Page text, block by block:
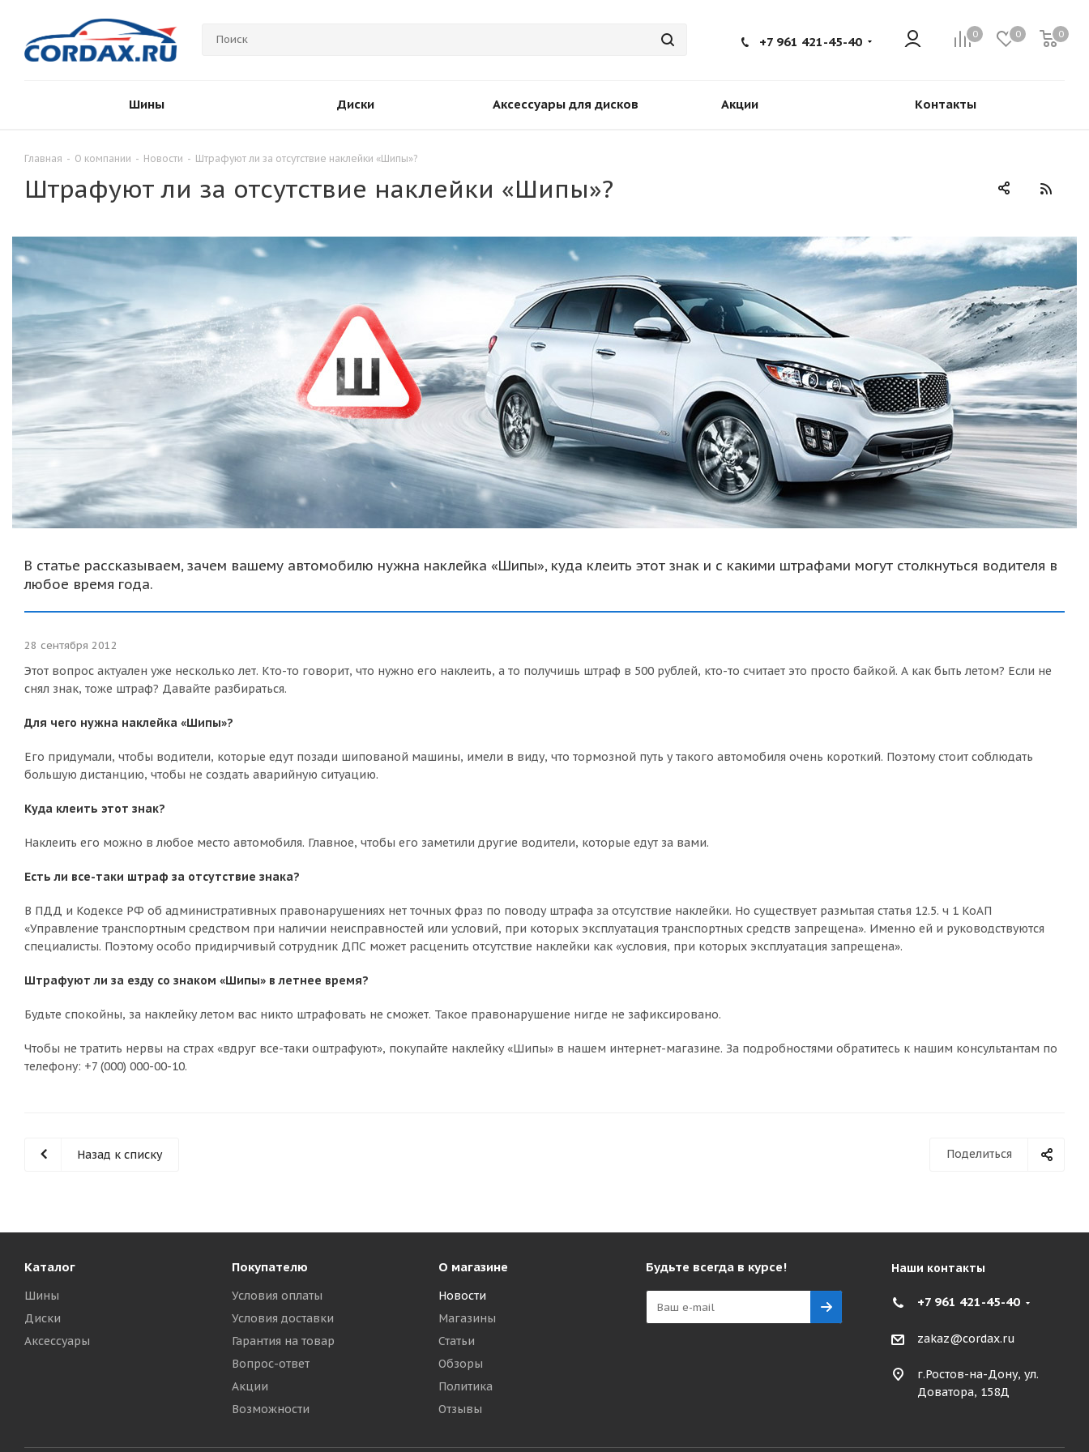
0 0 0
+7 961 421-45-40
Шины Диски Аксессуары для дисков Акции Контакты
Главная - О компании - Новости - Штрафуют ли за отсутствие наклейки «Шипы»?
Штрафуют ли за отсутствие наклейки «Шипы»?
В статье рассказываем, зачем вашему автомобилю нужна наклейка «Шипы», куда клеить этот знак и с какими штрафами могут столкнуться водителя в
любое время года.
28 сентября 2012
Этот вопрос актуален уже несколько лет. Кто-то говорит, что нужно его наклеить, а то получишь штраф в 500 рублей, кто-то считает это просто байкой. А как быть летом? Если не
снял знак, тоже штраф? Давайте разбираться.
Для чего нужна наклейка «Шипы»?
Его придумали, чтобы водители, которые едут позади шипованой машины, имели в виду, что тормозной путь у такого автомобиля очень короткий. Поэтому стоит соблюдать
большую дистанцию, чтобы не создать аварийную ситуацию.
Куда клеить этот знак?
Наклеить его можно в любое место автомобиля. Главное, чтобы его заметили другие водители, которые едут за вами.
Есть ли все-таки штраф за отсутствие знака?
В ПДД и Кодексе РФ об административных правонарушениях нет точных фраз по поводу штрафа за отсутствие наклейки. Но существует размытая статья 12.5. ч 1 КоАП
«Управление транспортным средством при наличии неисправностей или условий, при которых эксплуатация транспортных средств запрещена». Именно ей и руководствуются
специалисты. Поэтому особо придирчивый сотрудник ДПС может расценить отсутствие наклейки как «условия, при которых эксплуатация запрещена».
Штрафуют ли за езду со знаком «Шипы» в летнее время?
Будьте спокойны, за наклейку летом вас никто штрафовать не сможет. Такое правонарушение нигде не зафиксировано.
Чтобы не тратить нервы на страх «вдруг все-таки оштрафуют», покупайте наклейку «Шипы» в нашем интернет-магазине. За подробностями обратитесь к нашим консультантам по
телефону: +7 (000) 000-00-10.
Поделиться
Назад к списку
Каталог
Шины
Диски
Аксессуары
Покупателю
Условия оплаты
Условия доставки
Гарантия на товар
Вопрос-ответ
Акции
Возможности
О магазине
Новости
Магазины
Статьи
Обзоры
Политика
Отзывы
Будьте всегда в курсе! Наши контакты
+7 961 421-45-40
zakaz@cordax.ru
г.Ростов-на-Дону, ул.
Доватора, 158Д